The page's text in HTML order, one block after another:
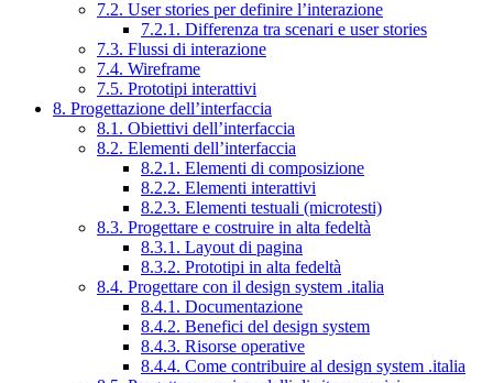
7.2. User stories per definire l’interazione
7.2.1. Differenza tra scenari e user stories
7.3. Flussi di interazione
7.4. Wireframe
7.5. Prototipi interattivi
8. Progettazione dell’interfaccia
8.1. Obiettivi dell’interfaccia
8.2. Elementi dell’interfaccia
8.2.1. Elementi di composizione
8.2.2. Elementi interattivi
8.2.3. Elementi testuali (microtesti)
8.3. Progettare e costruire in alta fedeltà
8.3.1. Layout di pagina
8.3.2. Prototipi in alta fedeltà
8.4. Progettare con il design system .italia
8.4.1. Documentazione
8.4.2. Benefici del design system
8.4.3. Risorse operative
8.4.4. Come contribuire al design system .italia